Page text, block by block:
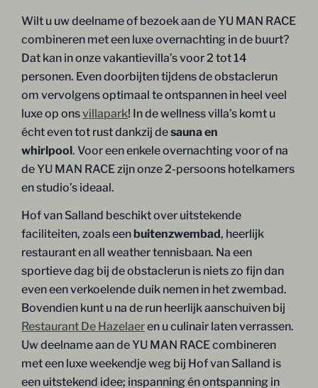
Wilt u uw deelname of bezoek aan de YU MAN RACE
combineren met een luxe overnachting in de buurt?
Dat kan in onze vakantievilla’s voor 2 tot 14
personen. Even doorbijten tijdens de obstaclerun
om vervolgens optimaal te ontspannen in heel veel
luxe op onsvillapark! In de wellness villa’s komt u
écht even tot rust dankzij desauna en
whirlpool. Voor een enkele overnachting voor of na
de YU MAN RACE zijn onze 2-persoons hotelkamers
en studio’s ideaal.
Hof van Salland beschikt over uitstekende
faciliteiten, zoals een buitenzwembad, heerlijk
restaurant en all weather tennisbaan. Na een
sportieve dag bij de obstaclerun is niets zo fijn dan
even een verkoelende duik nemen in het zwembad.
Bovendien kunt u na de run heerlijk aanschuiven bij
Restaurant De Hazelaeren u culinair laten verrassen.
Uw deelname aan de YU MAN RACE combineren
met een luxe weekendje weg bij Hof van Salland is
een uitstekend idee; inspanning én ontspanning in